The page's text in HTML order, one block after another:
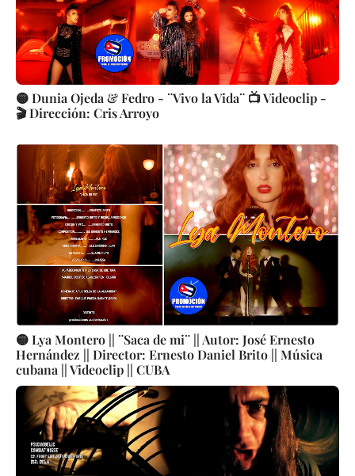
🟡 Dunia Ojeda & Fedro - ¨Vivo la Vida¨ 📺 Videoclip -
🎬 Dirección: Cris Arroyo
🟡 Lya Montero || ¨Saca de mi¨ || Autor: José Ernesto
Hernández || Director: Ernesto Daniel Brito || Música
cubana || Videoclip || CUBA